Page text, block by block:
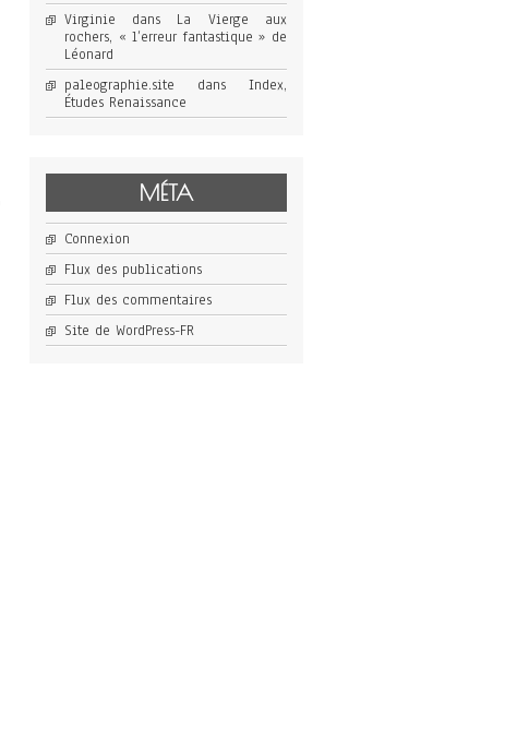
Virginie dans La Vierge aux
rochers, « l’erreur fantastique » de
Léonard
paleographie.site dans Index,
Études Renaissance
MÉTA
Connexion
Flux des publications
Flux des commentaires
Site de WordPress-FR